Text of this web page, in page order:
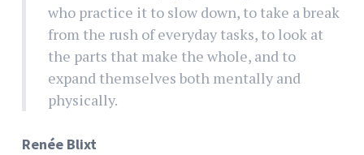
who practice it to slow down, to take a break
from the rush of everyday tasks, to look at
the parts that make the whole, and to
expand themselves both mentally and
physically.
Renée Blixt